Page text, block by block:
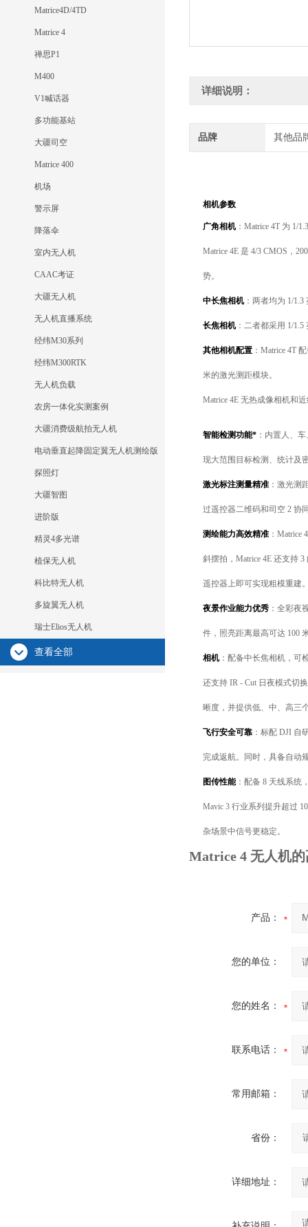
Matrice4D/4TD
Matrice 4
禅思P1
M400
V1喊话器
多功能基站
大疆司空
Matrice 400
机场
警示屏
降落伞
室内无人机
CAAC考证
大疆无人机
无人机直播系统
经纬M30系列
经纬M300RTK
无人机负载
农房一体化实测案例
大疆消费级航拍无人机
电动垂直起降固定翼无人机测绘版
探照灯
大疆智图
进阶版
精灵4多光谱
植保无人机
科比特无人机
多旋翼无人机
瑞士Elios无人机
查看全部
详细说明：
品牌 其他品
相机参数
广角相机：Matrice 4T 为 1/
Matrice 4E 是 4/3 CMOS，
势。
中长焦相机：两者均为 1/1.3
长焦相机：二者都采用 1/1.5
其他相机配置 ：Matrice 4T
米的激光测距模块。
Matrice 4E 无热成像相机和
智能检测功能* ：内置人、
现大范围目标检测、统计及
激光标注测量精准 ：激光测
过遥控器二维码和司空 2 协
测绘能力高效精准 ：
斜摆拍，Matrice 4E 还支持
遥控器上即可实现粗模重建
夜景作业能力优秀 ：全彩夜
件，照亮距离最高可达 100
相机：配备中长焦相机，可
还支持 IR - Cut 日夜模式切
晰度，并提供低、中、高三
飞行安全可靠 ：标配 DJI 自
完成返航。同时，具备自动
图传性能：配备 8 天线系统
Mavic 3 行业系列提升超过
杂场景中信号更稳定。
Matrice 4 无人机
产品：
您的单位：
您的姓名：
联系电话：
常用邮箱：
省份：
详细地址：